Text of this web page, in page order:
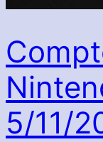
5/11/